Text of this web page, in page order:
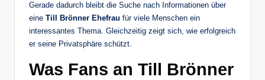
Gerade dadurch bleibt die Suche nach Informationen über
eine Till Brönner Ehefrau für viele Menschen ein
interessantes Thema. Gleichzeitig zeigt sich, wie erfolgreich
er seine Privatsphäre schützt.
Was Fans an Till Brönner